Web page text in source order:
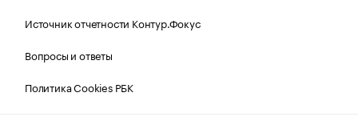
Источник отчетности Контур.Фокус
Вопросы и ответы
Политика Cookies РБК